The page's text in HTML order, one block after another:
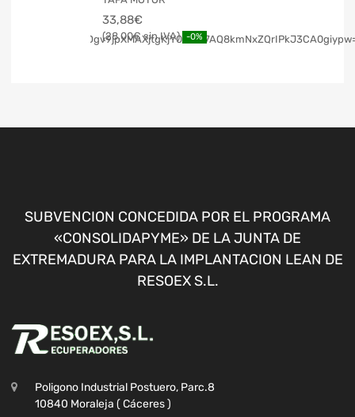
33,88€
28,00€ -0%
SUBVENCION CONCEDIDA POR EL PROGRAMA
«CONSOLIDAPYME» DE LA JUNTA DE
EXTREMADURA PARA LA IMPLANTACION LEAN DE
RESOEX S.L.
Poligono Industrial Postuero, Parc.8
10840 Moraleja ( Cáceres )